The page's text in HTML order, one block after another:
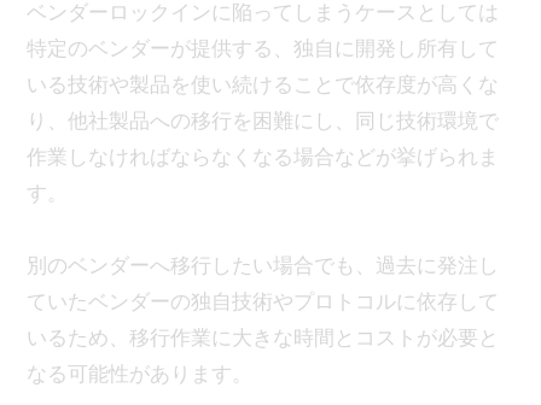
ベンダーロックインに陥ってしまうケースとしては
特定のベンダーが提供する、独自に開発し所有して
いる技術や製品を使い続けることで依存度が高くな
り、他社製品への移行を困難にし、同じ技術環境で
作業しなければならなくなる場合などが挙げられま
す。
別のベンダーへ移行したい場合でも、過去に発注し
ていたベンダーの独自技術やプロトコルに依存して
いるため、移行作業に大きな時間とコストが必要と
なる可能性があります。